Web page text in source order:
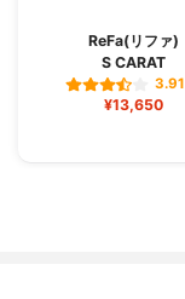
ReFa(リファ)
S CARAT
3.91
¥13,650